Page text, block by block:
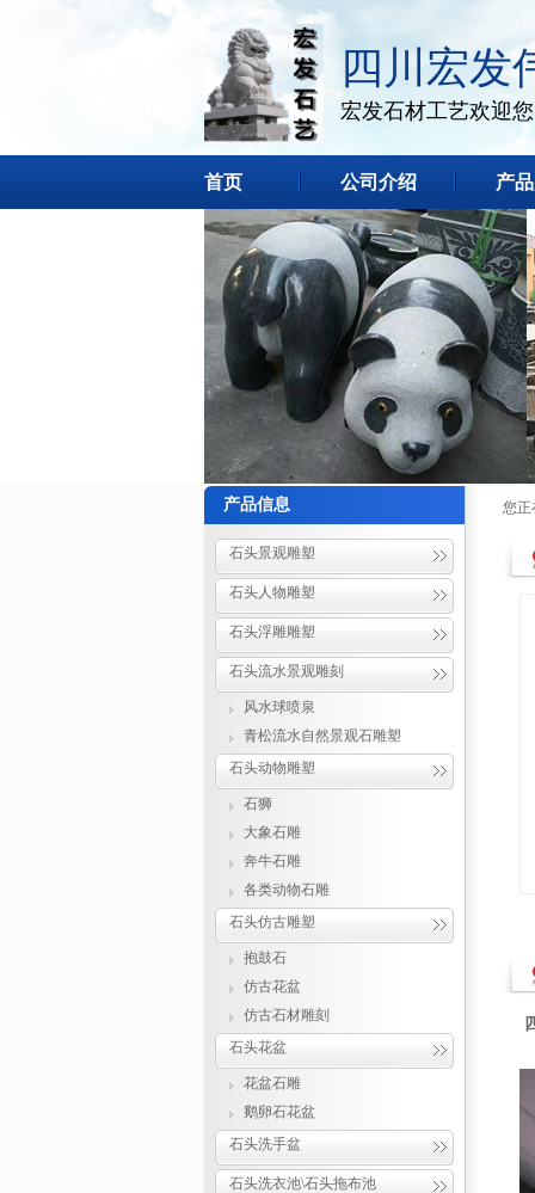
四川宏发
宏发石材工艺欢迎
首页 公司介绍 产
产品信息
石头景观雕塑
石头人物雕塑
石头浮雕雕塑
石头流水景观雕刻
风水球喷泉
青松流水自然景观石雕塑
石头动物雕塑
石狮
大象石雕
奔牛石雕
各类动物石雕
石头仿古雕塑
抱鼓石
仿古花盆
仿古石材雕刻
石头花盆
花盆石雕
鹅卵石花盆
石头洗手盆
石头洗衣池\石头拖布池
您正